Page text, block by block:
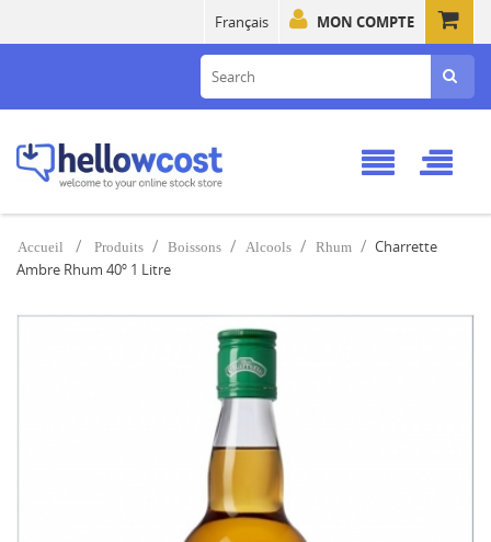
MON COMPTE
Français
Accueil Produits Boissons Alcools Rhum
Charrette
Ambre Rhum 40º 1 Litre